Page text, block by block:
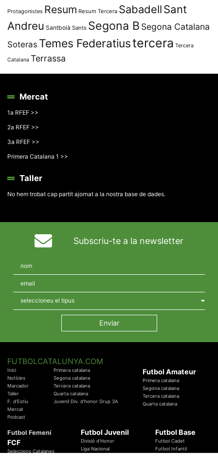
Protagonistes Resum Resum Tercera SabadellSant
Andreu Santboià Sants Segona B Segona Catalana
Soteras Temes Federatiustercera Tercera
Catalana Terrassa
Mercat
1a RFEF >>
2a RFEF >>
3a RFEF >>
Primera Catalana 1 >>
Taller
No hem trobat cap partit ajornat a la nostra base de dades.
Subscriu-te a la newsletter
FUTBOLCATALUNYA.COM
Inici
Notícies
Marcador
Taller
F. d'Estiu
Mercat
Podcast
Primera catalana
Segona catalana
Tercera catalana
Quarta catalana
Juvenil Div. d'honor Grup 3A
Futbol Amateur
Primera catalana
Segona catalana
Tercera catalana
Quarta catalana
Futbol Femení
FCF
Seleccions Catalanes
Futbol Juvenil
Divisió d'Honor
Liga Nacional
Futbol Base
Futbol Cadet
Futbol Infantil